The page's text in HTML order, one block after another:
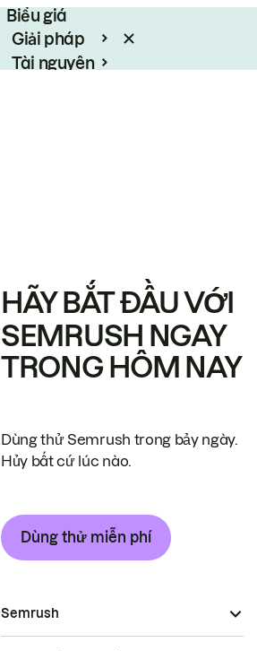
Biểu giá
Giải pháp
Tài nguyên
HÃY BẮT ĐẦU VỚI
SEMRUSH NGAY
TRONG HÔM NAY
Dùng thử Semrush trong bảy ngày.
Hủy bất cứ lúc nào.
Dùng thử miễn phí
Semrush